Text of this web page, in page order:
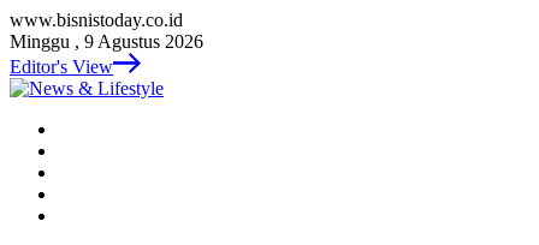
www.bisnistoday.co.id
Minggu , 9 Agustus 2026
Editor's View